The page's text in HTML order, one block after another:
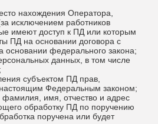
нахождения Оператора,
исключением работников
имеют доступ к ПД или которым
ПД на основании договора с
основании федерального закона;
данных, в том числе
субъектом ПД прав,
Федеральным законом;
имя, отчество и адрес
обработку ПД по поручению
поручена или будет